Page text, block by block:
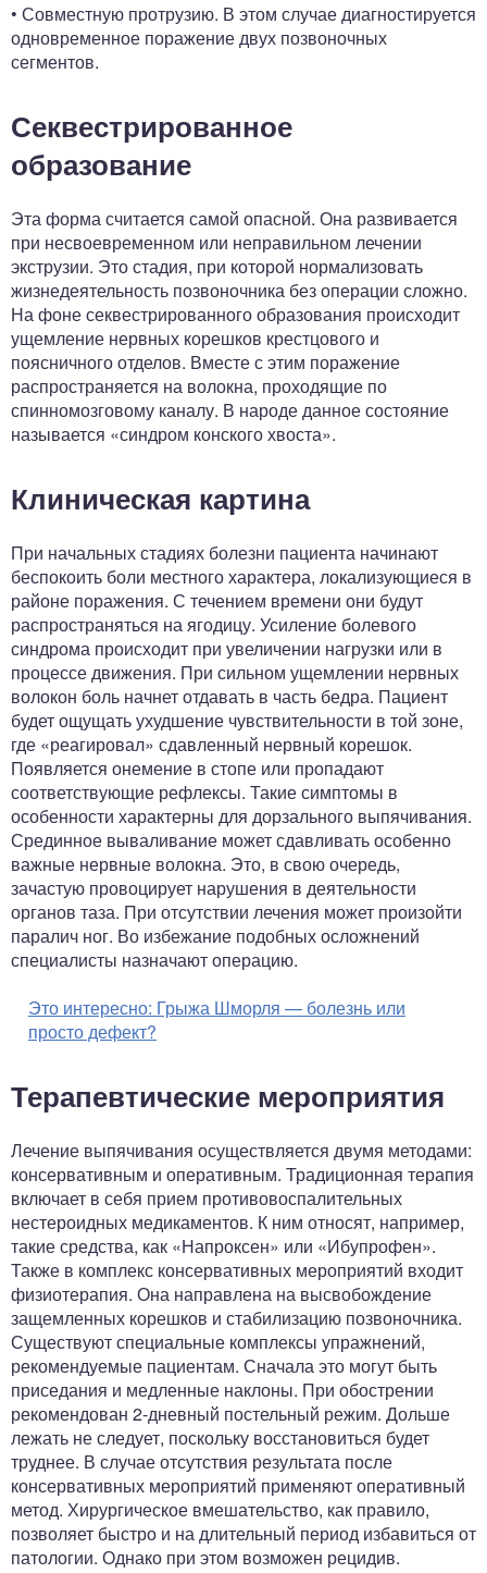
• Совместную протрузию. В этом случае диагностируется
одновременное поражение двух позвоночных
сегментов.
Секвестрированное
образование
Эта форма считается самой опасной. Она развивается
при несвоевременном или неправильном лечении
экструзии. Это стадия, при которой нормализовать
жизнедеятельность позвоночника без операции сложно.
На фоне секвестрированного образования происходит
ущемление нервных корешков крестцового и
поясничного отделов. Вместе с этим поражение
распространяется на волокна, проходящие по
спинномозговому каналу. В народе данное состояние
называется «синдром конского хвоста».
Клиническая картина
При начальных стадиях болезни пациента начинают
беспокоить боли местного характера, локализующиеся в
районе поражения. С течением времени они будут
распространяться на ягодицу. Усиление болевого
синдрома происходит при увеличении нагрузки или в
процессе движения. При сильном ущемлении нервных
волокон боль начнет отдавать в часть бедра. Пациент
будет ощущать ухудшение чувствительности в той зоне,
где «реагировал» сдавленный нервный корешок.
Появляется онемение в стопе или пропадают
соответствующие рефлексы. Такие симптомы в
особенности характерны для дорзального выпячивания.
Срединное вываливание может сдавливать особенно
важные нервные волокна. Это, в свою очередь,
зачастую провоцирует нарушения в деятельности
органов таза. При отсутствии лечения может произойти
паралич ног. Во избежание подобных осложнений
специалисты назначают операцию.
Это интересно: Грыжа Шморля — болезнь или
просто дефект?
Терапевтические мероприятия
Лечение выпячивания осуществляется двумя методами:
консервативным и оперативным. Традиционная терапия
включает в себя прием противовоспалительных
нестероидных медикаментов. К ним относят, например,
такие средства, как «Напроксен» или «Ибупрофен».
Также в комплекс консервативных мероприятий входит
физиотерапия. Она направлена на высвобождение
защемленных корешков и стабилизацию позвоночника.
Существуют специальные комплексы упражнений,
рекомендуемые пациентам. Сначала это могут быть
приседания и медленные наклоны. При обострении
рекомендован 2-дневный постельный режим. Дольше
лежать не следует, поскольку восстановиться будет
труднее. В случае отсутствия результата после
консервативных мероприятий применяют оперативный
метод. Хирургическое вмешательство, как правило,
позволяет быстро и на длительный период избавиться от
патологии. Однако при этом возможен рецидив.